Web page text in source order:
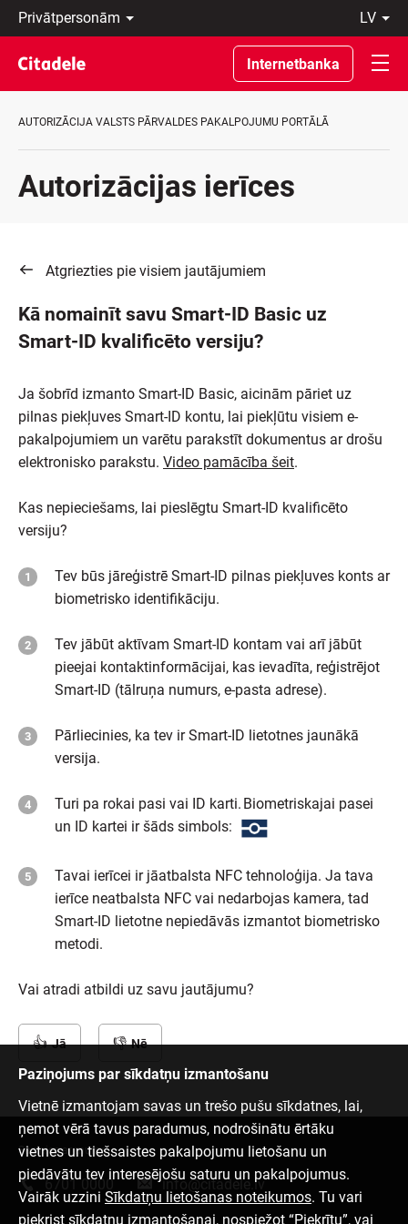
Privātpersonām
Uzņēmumiem
Private
Banking
Par
C
lv
Latviski
По-
русски
In
Internetbanka
AUTORIZĀCIJA VALSTS PĀRVALDES PAKALPOJUMU PORTĀLĀ
Autorizācijas ierīces
Atgriezties pie visiem jautājumiem
Kā nomainīt savu Smart-ID Basic uz
Smart-ID kvalificēto versiju?
Ja šobrīd izmanto Smart-ID Basic, aicinām pāriet uz
pilnas piekļuves Smart-ID kontu, lai piekļūtu visiem e-
pakalpojumiem un varētu parakstīt dokumentus ar drošu
elektronisko parakstu. Video pamācība šeit.
Kas nepieciešams, lai pieslēgtu Smart-ID kvalificēto
versiju?
Tev būs jāreģistrē Smart-ID pilnas piekļuves konts ar
biometrisko identifikāciju.
Tev jābūt aktīvam Smart-ID kontam vai arī jābūt
pieejai kontaktinformācijai, kas ievadīta, reģistrējot
Smart-ID (tālruņa numurs, e-pasta adrese).
Pārliecinies, ka tev ir Smart-ID lietotnes jaunākā
versija.
Turi pa rokai pasi vai ID karti. Biometriskajai pasei
un ID kartei ir šāds simbols:
Tavai ierīcei ir jāatbalsta NFC tehnoloģija. Ja tava
ierīce neatbalsta NFC vai nedarbojas kamera, tad
Smart-ID lietotne nepiedāvās izmantot biometrisko
metodi.
Vai atradi atbildi uz savu jautājumu?
Jā Nē
Paziņojums par sīkdatņu izmantošanu
Vietnē izmantojam savas un trešo pušu sīkdatnes, lai,
ņemot vērā tavus paradumus, nodrošinātu ērtāku
vietnes un tiešsaistes pakalpojumu lietošanu un
piedāvātu tev interesējošu saturu un pakalpojumus.
Vairāk uzzini Sīkdatņu lietošanas noteikumos. Tu vari
piekrist sīkdatņu izmantošanai, nospiežot “Piekrītu”, vai
Sazinies ar mums
6701 0000 info@citadele.lv